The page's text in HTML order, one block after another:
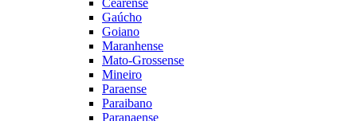
Gaúcho
Goiano
Maranhense
Mato-Grossense
Mineiro
Paraense
Paraibano
Paranaense